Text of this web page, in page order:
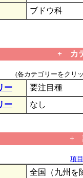
ブドウ科
+ カ
(各カテゴリーをクリ
ー
要注目種
ー
なし
+
項
全国（九州を